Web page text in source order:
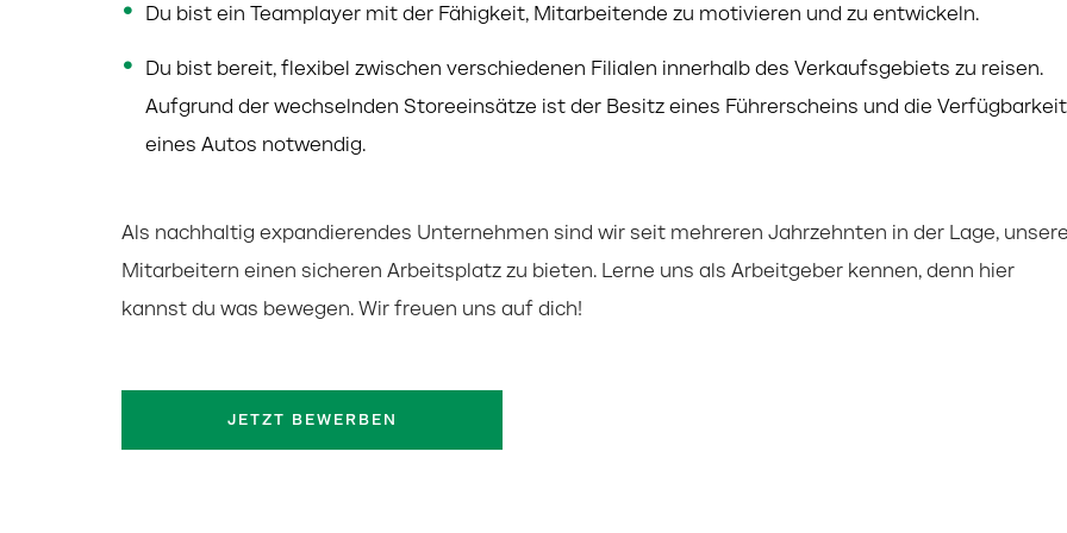
Du bist ein Teamplayer mit der Fähigkeit, Mitarbeitende zu motivieren und zu entwickeln.
Du bist bereit, flexibel zwischen verschiedenen Filialen innerhalb des Verkaufsgebiets zu reisen.
Aufgrund der wechselnden Storeeinsätze ist der Besitz eines Führerscheins und die Verfügbarkeit
eines Autos notwendig.
Als nachhaltig expandierendes Unternehmen sind wir seit mehreren Jahrzehnten in der Lage,
Mitarbeitern einen sicheren Arbeitsplatz zu bieten. Lerne uns als Arbeitgeber kennen, denn hier
kannst du was bewegen. Wir freuen uns auf dich!
JETZT BEWERBEN